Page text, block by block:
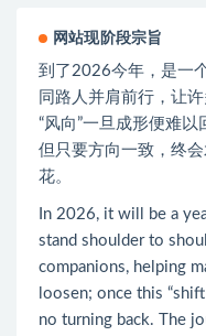
网站现阶段宗旨
到了2026今年，是一
同路人并肩前行，让
“风向”一旦成形便难
但只要方向一致，终
花。
In 2026, it will be a
stand shoulder to
companions, helping
loosen; once this
no turning back. The